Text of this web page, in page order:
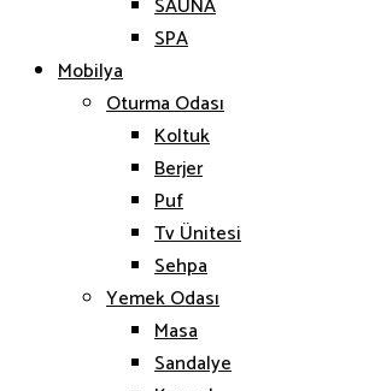
SAUNA
SPA
Mobilya
Oturma Odası
Koltuk
Berjer
Puf
Tv Ünitesi
Sehpa
Yemek Odası
Masa
Sandalye